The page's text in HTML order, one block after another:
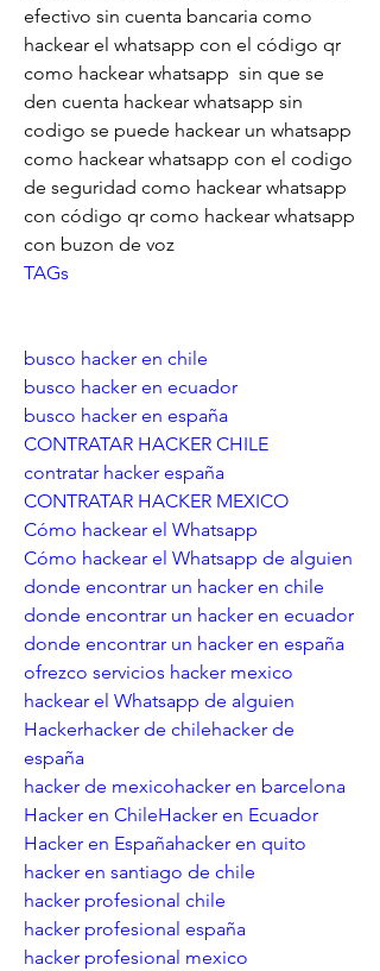
efectivo sin cuenta bancaria como
hackear el whatsapp con el código qr
como hackear whatsapp  sin que se
den cuenta hackear whatsapp sin
codigo se puede hackear un whatsapp
como hackear whatsapp con el codigo
de seguridad como hackear whatsapp
con código qr como hackear whatsapp
con buzon de voz
TAGs
busco hacker en chile
busco hacker en ecuador
busco hacker en españa
CONTRATAR HACKER CHILE
contratar hacker españa
CONTRATAR HACKER MEXICO
Cómo hackear el Whatsapp
Cómo hackear el Whatsapp de alguien
donde encontrar un hacker en chile
donde encontrar un hacker en ecuador
donde encontrar un hacker en españa
ofrezco servicios hacker mexico
hackear el Whatsapp de alguien
Hackerhacker de chilehacker de
españa
hacker de mexicohacker en barcelona
Hacker en ChileHacker en Ecuador
Hacker en Españahacker en quito
hacker en santiago de chile
hacker profesional chile
hacker profesional españa
hacker profesional mexico